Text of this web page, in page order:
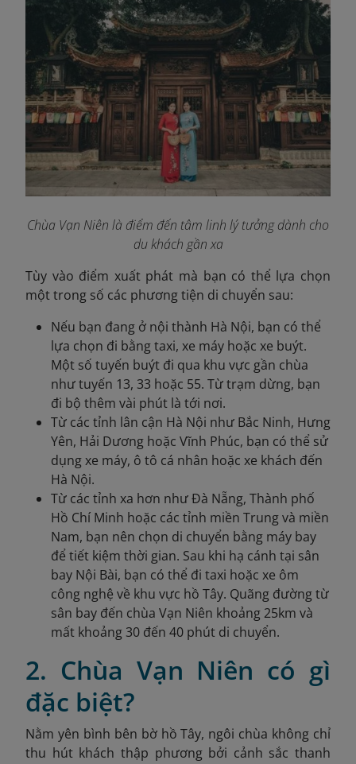
Chùa Vạn Niên là điểm đến tâm linh lý tưởng dành cho
du khách gần xa
Tùy vào điểm xuất phát mà bạn có thể lựa chọn
một trong số các phương tiện di chuyển sau:
Nếu bạn đang ở nội thành Hà Nội, bạn có thể
lựa chọn đi bằng taxi, xe máy hoặc xe buýt.
Một số tuyến buýt đi qua khu vực gần chùa
như tuyến 13, 33 hoặc 55. Từ trạm dừng, bạn
đi bộ thêm vài phút là tới nơi.
Từ các tỉnh lân cận Hà Nội như Bắc Ninh, Hưng
Yên, Hải Dương hoặc Vĩnh Phúc, bạn có thể sử
dụng xe máy, ô tô cá nhân hoặc xe khách đến
Hà Nội.
Từ các tỉnh xa hơn như Đà Nẵng, Thành phố
Hồ Chí Minh hoặc các tỉnh miền Trung và miền
Nam, bạn nên chọn di chuyển bằng máy bay
để tiết kiệm thời gian. Sau khi hạ cánh tại sân
bay Nội Bài, bạn có thể đi taxi hoặc xe ôm
công nghệ về khu vực hồ Tây. Quãng đường từ
sân bay đến chùa Vạn Niên khoảng 25km và
mất khoảng 30 đến 40 phút di chuyển.
2. Chùa Vạn Niên có gì
đặc biệt?
Nằm yên bình bên bờ hồ Tây, ngôi chùa không chỉ
thu hút khách thập phương bởi cảnh sắc thanh